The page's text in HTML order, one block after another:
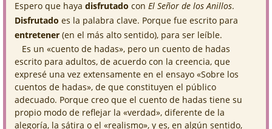
Espero que haya disfrutado con El Señor de los Anillos.
Disfrutado es la palabra clave. Porque fue escrito para
entretener (en el más alto sentido), para ser leíble.
Es un «cuento de hadas», pero un cuento de hadas
escrito para adultos, de acuerdo con la creencia, que
expresé una vez extensamente en el ensayo «Sobre los
cuentos de hadas», de que constituyen el público
adecuado. Porque creo que el cuento de hadas tiene su
propio modo de reflejar la «verdad», diferente de la
alegoría, la sátira o el «realismo», y es, en algún sentido,